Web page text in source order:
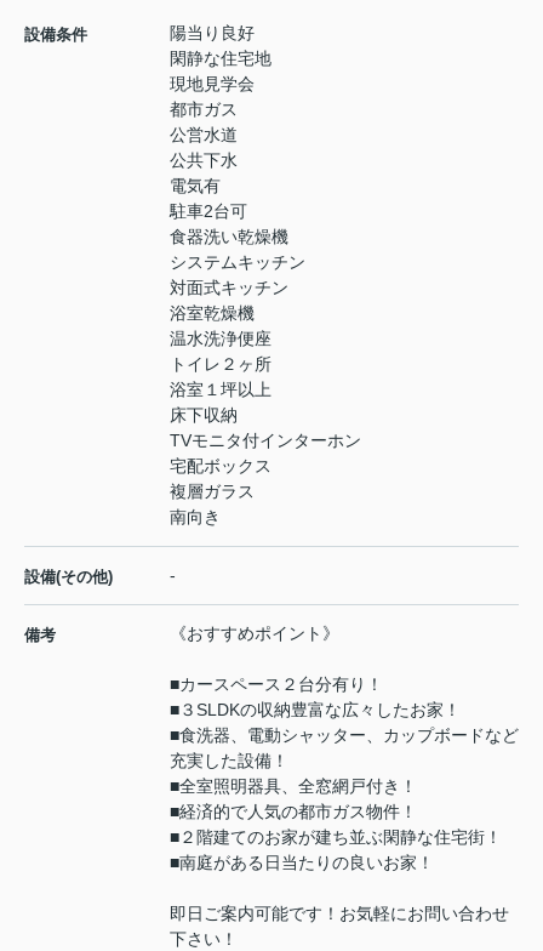
設備条件
陽当り良好
閑静な住宅地
現地見学会
都市ガス
公営水道
公共下水
電気有
駐車2台可
食器洗い乾燥機
システムキッチン
対面式キッチン
浴室乾燥機
温水洗浄便座
トイレ２ヶ所
浴室１坪以上
床下収納
TVモニタ付インターホン
宅配ボックス
複層ガラス
南向き
設備(その他) -
備考 《おすすめポイント》
■カースペース２台分有り！
■３SLDKの収納豊富な広々したお家！
■食洗器、電動シャッター、カップボードなど
充実した設備！
■全室照明器具、全窓網戸付き！
■経済的で人気の都市ガス物件！
■２階建てのお家が建ち並ぶ閑静な住宅街！
■南庭がある日当たりの良いお家！
即日ご案内可能です！お気軽にお問い合わせ
下さい！